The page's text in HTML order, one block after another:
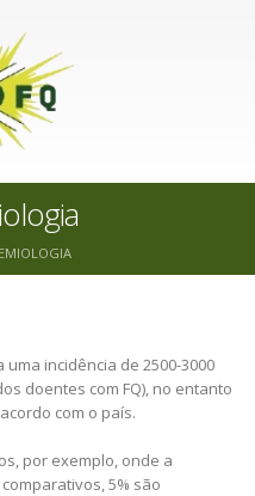
incidência de 2500-3000
doentes com FQ), no entanto
com o país.
por exemplo, onde a
5% são